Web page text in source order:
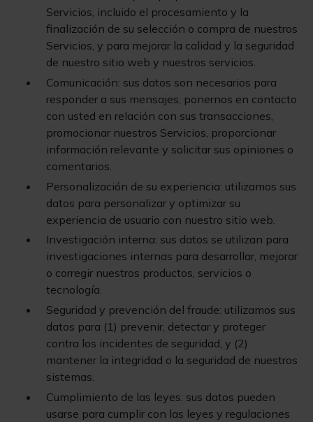
Servicios, incluido el procesamiento y la
finalización de su selección o compra de nuestros
Servicios, y para mejorar la calidad y la seguridad
de nuestro sitio web y nuestros servicios.
Comunicación: sus datos son necesarios para
responder a sus mensajes, ponernos en contacto
con usted en relación con sus transacciones,
promocionar nuestros Servicios, proporcionar
información relevante y solicitar sus opiniones o
comentarios.
Personalización de su experiencia: utilizamos sus
datos para personalizar y optimizar su
experiencia de usuario con nuestro sitio web.
Investigación interna: sus datos se utilizan para
investigaciones internas para desarrollar, mejorar
o corregir nuestros productos, servicios o
tecnología.
Seguridad y prevención del fraude: utilizamos sus
datos para (1) prevenir, detectar y proteger
contra los incidentes de seguridad, y (2)
mantener la integridad o la seguridad de nuestros
sistemas.
Cumplimiento de las leyes: sus datos pueden
usarse para cumplir con las leyes y regulaciones